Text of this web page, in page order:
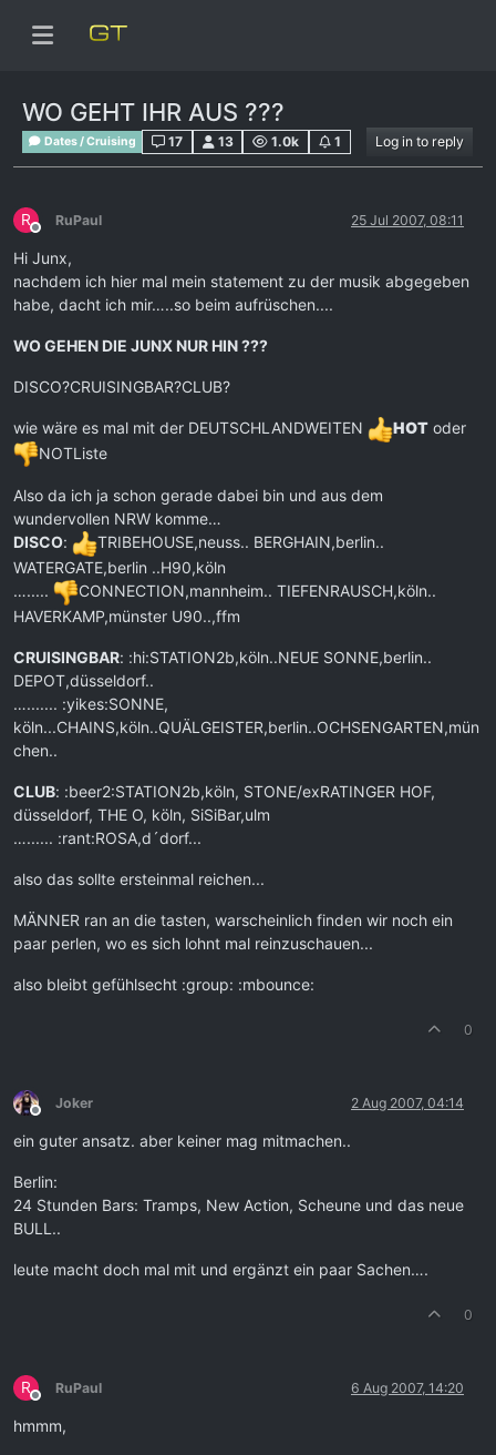
WO GEHT IHR AUS ???
Dates / Cruising 17 13 1.0k 1 Log in to reply
R
Offline
RuPaul 25 Jul 2007, 08:11
Hi Junx,
nachdem ich hier mal mein statement zu der musik abgegeben
habe, dacht ich mir…..so beim aufrüschen....
WO GEHEN DIE JUNX NUR HIN ???
DISCO?CRUISINGBAR?CLUB?
wie wäre es mal mit der DEUTSCHLANDWEITEN HOT oder
NOTListe
Also da ich ja schon gerade dabei bin und aus dem
wundervollen NRW komme…
DISCO:
TRIBEHOUSE,neuss.. BERGHAIN,berlin..
WATERGATE,berlin ..H90,köln
….....
CONNECTION,mannheim.. TIEFENRAUSCH,köln..
HAVERKAMP,münster U90..,ffm
CRUISINGBAR: :hi:STATION2b,köln..NEUE SONNE,berlin..
DEPOT,düsseldorf..
…....... :yikes:SONNE,
köln...CHAINS,köln..QUÄLGEISTER,berlin..OCHSENGARTEN,mün
chen..
CLUB: :beer2:STATION2b,köln, STONE/exRATINGER HOF,
düsseldorf, THE O, köln, SiSiBar,ulm
…...... :rant:ROSA,d´dorf...
also das sollte ersteinmal reichen...
MÄNNER ran an die tasten, warscheinlich finden wir noch ein
paar perlen, wo es sich lohnt mal reinzuschauen...
also bleibt gefühlsecht :group: :mbounce:
0
Offline
Joker 2 Aug 2007, 04:14
ein guter ansatz. aber keiner mag mitmachen..
Berlin:
24 Stunden Bars: Tramps, New Action, Scheune und das neue
BULL..
leute macht doch mal mit und ergänzt ein paar Sachen….
0
R
Offline
RuPaul 6 Aug 2007, 14:20
hmmm,